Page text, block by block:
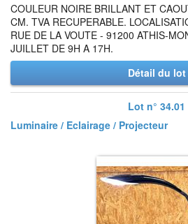
COULEUR NOIRE BRILLANT ET
CM. TVA RECUPERABLE.
RUE DE LA VOUTE - 91200 ATHIS-
JUILLET DE 9H A 17H.
Détail du lot
Lot n° 34.01
Luminaire / Eclairage / Projecteur